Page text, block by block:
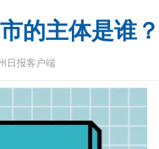
的主体是谁？
日报客户端